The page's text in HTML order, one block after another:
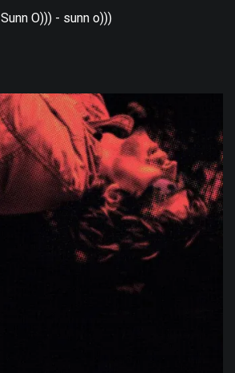
Sunn O))) - sunn o)))